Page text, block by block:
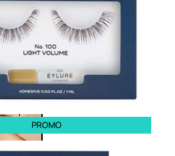
Trattamento
unghie
Trattamento
anticellulite
Cofanetti
trattamento
PROMO